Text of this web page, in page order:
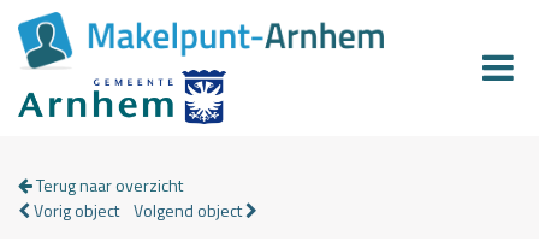
Terug naar overzicht
Vorig object Volgend object